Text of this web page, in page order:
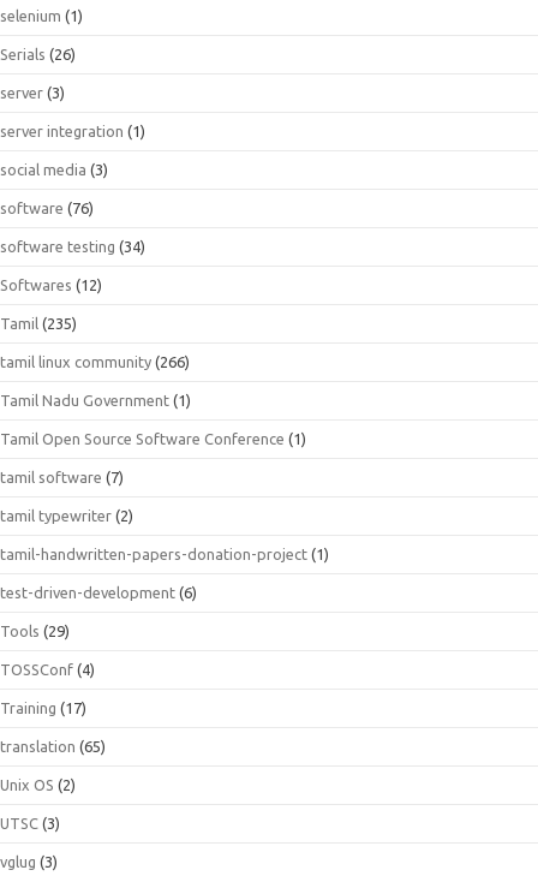
selenium (1)
Serials (26)
server (3)
server integration (1)
social media (3)
software (76)
software testing (34)
Softwares (12)
Tamil (235)
tamil linux community (266)
Tamil Nadu Government (1)
Tamil Open Source Software Conference (1)
tamil software (7)
tamil typewriter (2)
tamil-handwritten-papers-donation-project (1)
test-driven-development (6)
Tools (29)
TOSSConf (4)
Training (17)
translation (65)
Unix OS (2)
UTSC (3)
vglug (3)